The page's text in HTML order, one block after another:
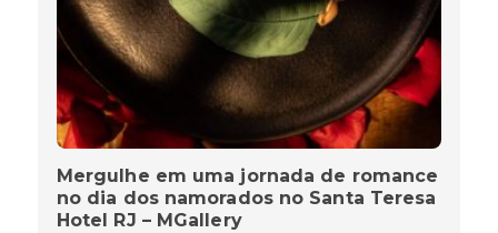
Mergulhe em uma jornada de romance
no dia dos namorados no Santa Teresa
Hotel RJ – MGallery